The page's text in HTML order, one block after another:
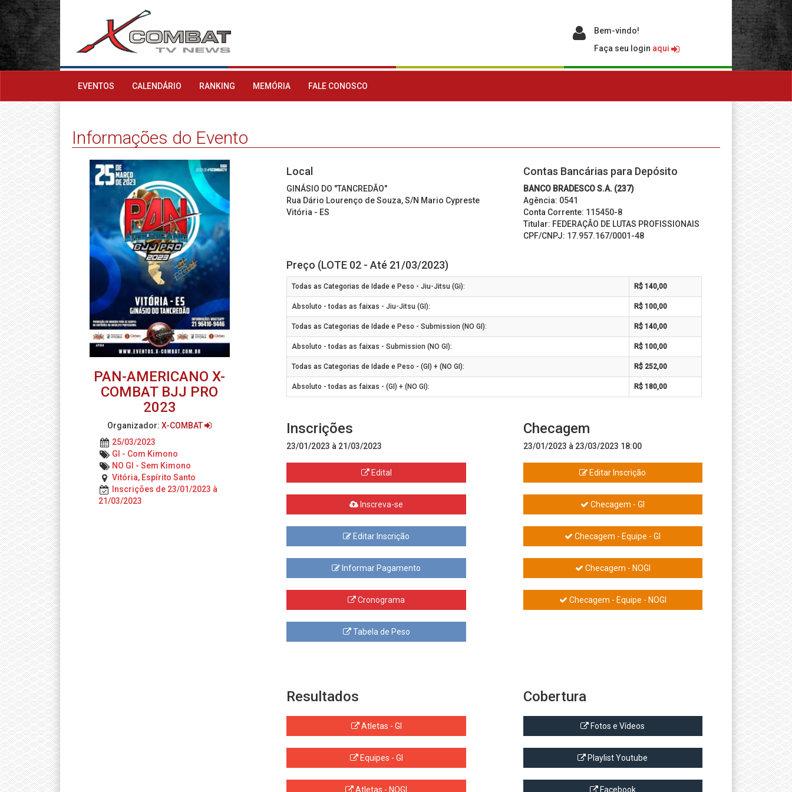
Bem-vindo!
Faça seu login aqui
EVENTOS CALENDÁRIO RANKING MEMÓRIA FALE CONOSCO
Informações do Evento
PAN-AMERICANO X-
COMBAT BJJ PRO
2023
Organizador:X-COMBAT
25/03/2023
GI - Com Kimono
NO GI - Sem Kimono
Vitória, Espírito Santo
Inscrições de 23/01/2023 à
21/03/2023
Local
GINÁSIO DO "TANCREDÃO"
Rua Dário Lourenço de Souza, S/N Mario Cypreste
Vitória - ES
Contas Bancárias para Depósito
BANCO BRADESCO S.A. (237)
Agência: 0541
Conta Corrente: 115450-8
Titular: FEDERAÇÃO DE LUTAS PROFISSIONAIS
CPF/CNPJ: 17.957.167/0001-48
Preço (LOTE 02 - Até 21/03/2023)
Todas as Categorias de Idade e Peso - Jiu-Jitsu (Gi): R$ 140,00
Absoluto - todas as faixas - Jiu-Jitsu (GI): R$ 100,00
Todas as Categorias de Idade e Peso - Submission (NO GI): R$ 140,00
Absoluto - todas as faixas - Submission (NO GI): R$ 100,00
Todas as Categorias de Idade e Peso - (GI) + (NO GI): R$ 252,00
Absoluto - todas as faixas - (GI) + (NO GI): R$ 180,00
Inscrições
23/01/2023 à 21/03/2023
Edital
Inscreva-se
Editar Inscrição
Informar Pagamento
Cronograma
Tabela de Peso
Checagem
23/01/2023 à 23/03/2023 18:00
Editar Inscrição
Checagem - GI
Checagem - Equipe - GI
Checagem - NOGI
Checagem - Equipe - NOGI
Resultados
Atletas - GI
Equipes - GI
Atletas - NOGI
Cobertura
Fotos e Vídeos
Playlist Youtube
Facebook